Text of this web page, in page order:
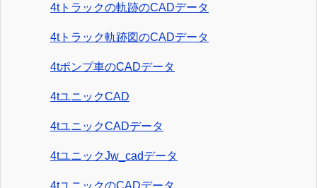
4tトラックの軌跡のCADデータ
4tトラック軌跡図のCADデータ
4tポンプ車のCADデータ
4tユニックCAD
4tユニックCADデータ
4tユニックJw_cadデータ